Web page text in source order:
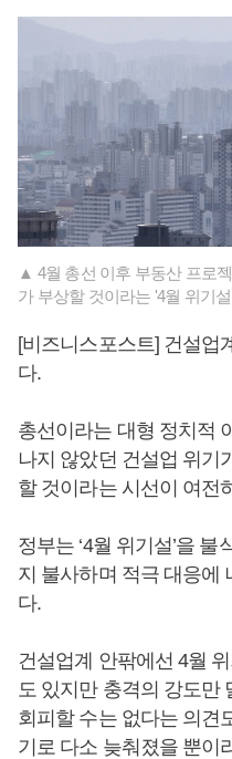
▲ 4월 총선 이후 부동산 프로
가 부상할 것이라는 '4월 위기
[비즈니스포스트] 건설업
다.
총선이라는 대형 정치적
나지 않았던 건설업 위기
할 것이라는 시선이 여전
정부는 ‘4월 위기설’을
지 불사하며 적극 대응에
다.
건설업계 안팎에선 4월
도 있지만 충격의 강도만
회피할 수는 없다는 의견
기로 다소 늦춰졌을 뿐이